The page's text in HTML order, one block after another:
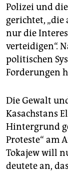
Polizei und
gerichtet, „die
nur die
verteidigen“.
politischen
Forderungen
Die Gewalt
Kasachstans
Hintergrund
Proteste“ am
Tokajew will
deutete an,